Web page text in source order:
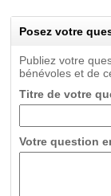
Posez votre
Publiez votre
bénévoles et de
Titre de votre
Votre question